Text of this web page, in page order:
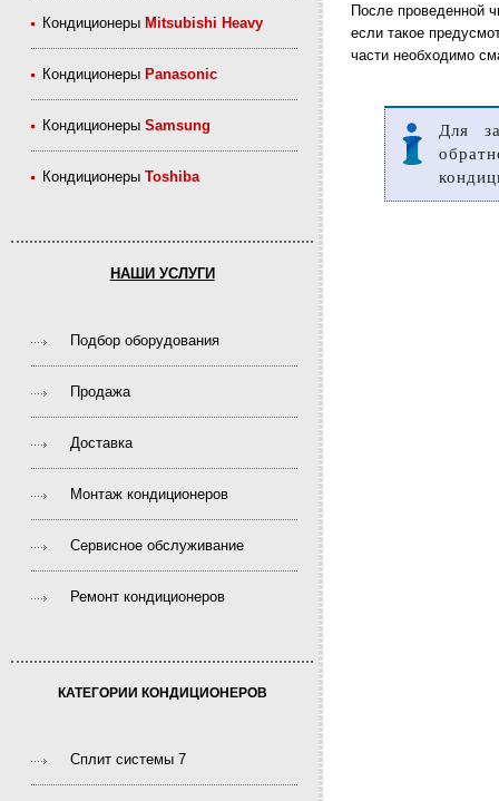
Кондиционеры Mitsubishi Heavy
Кондиционеры Panasonic
КондиционерыSamsung
КондиционерыToshiba
НАШИ УСЛУГИ
Подбор оборудования
Продажа
Доставка
Монтаж кондиционеров
Сервисное обслуживание
Ремонт кондиционеров
КАТЕГОРИИ КОНДИЦИОНЕРОВ
Сплит системы 7
После проведенной
если такое
части необходимо
Для